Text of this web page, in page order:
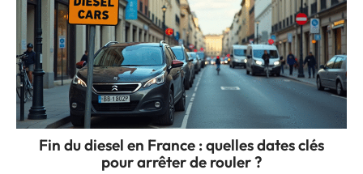
Fin du diesel en France : quelles dates clés
pour arrêter de rouler ?